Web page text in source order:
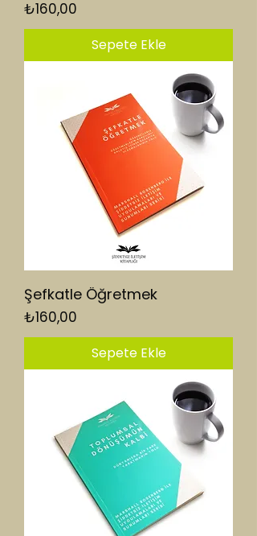
Fiyat
₺160,00
Sepete Ekle
Şefkatle Öğretmek
Fiyat
₺160,00
Sepete Ekle